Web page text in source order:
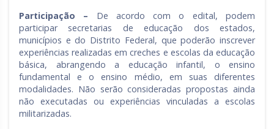
Participação – De acordo com o edital, podem
participar secretarias de educação dos estados,
municípios e do Distrito Federal, que poderão inscrever
experiências realizadas em creches e escolas da educação
básica, abrangendo a educação infantil, o ensino
fundamental e o ensino médio, em suas diferentes
modalidades. Não serão consideradas propostas ainda
não executadas ou experiências vinculadas a escolas
militarizadas.